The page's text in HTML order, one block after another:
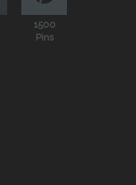
1500
Pins